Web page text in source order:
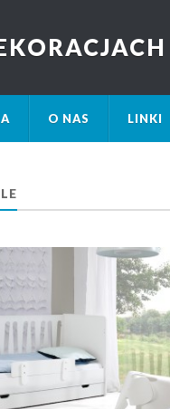
O NAS LINKI